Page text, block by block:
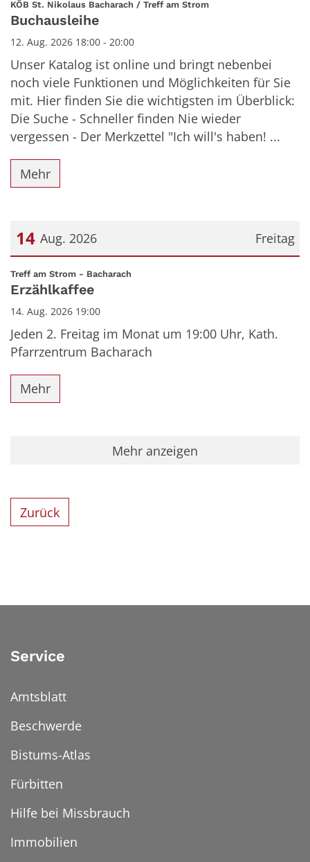
KÖB St. Nikolaus Bacharach / Treff am Strom:
Buchausleihe
12. Aug. 2026 18:00 - 20:00
Unser Katalog ist online und bringt nebenbei
noch viele Funktionen und Möglichkeiten für Sie
mit. Hier finden Sie die wichtigsten im Überblick:
Die Suche - Schneller finden Nie wieder
vergessen - Der Merkzettel "Ich will's haben! ...
Mehr
Freitag
14 Aug. 2026
Datum: 14. August 2026
Treff am Strom - Bacharach
Erzählkaffee
14. Aug. 2026 19:00
Jeden 2. Freitag im Monat um 19:00 Uhr, Kath.
Pfarrzentrum Bacharach
Mehr
Mehr anzeigen
Zurück
Service
Amtsblatt
Beschwerde
Bistums-Atlas
Fürbitten
Hilfe bei Missbrauch
Immobilien